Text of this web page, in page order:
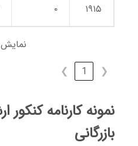
۱۹۱۵ ۰
نمایش 1 تا 16 از مجموع 16 مورد
❮
1
❯
بازرگانی